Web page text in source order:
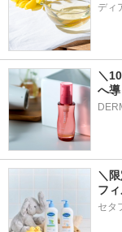
ディ
＼
へ
＼
フ
セタ